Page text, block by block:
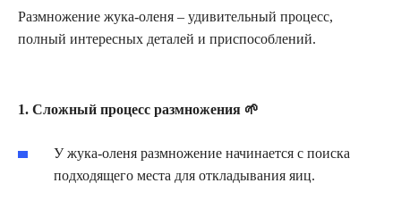
Размножение жука-оленя – удивительный процесс,
полный интересных деталей и приспособлений.
1. Сложный процесс размножения 🌱
У жука-оленя размножение начинается с поиска
подходящего места для откладывания яиц.